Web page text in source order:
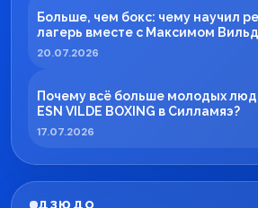
Больше, чем бокс: чему научил
лагерь вместе с Максимом
20.07.2026
Почему всё больше молодых
ESN VILDE BOXING в Силламяэ?
17.07.2026
ДЗЮДО